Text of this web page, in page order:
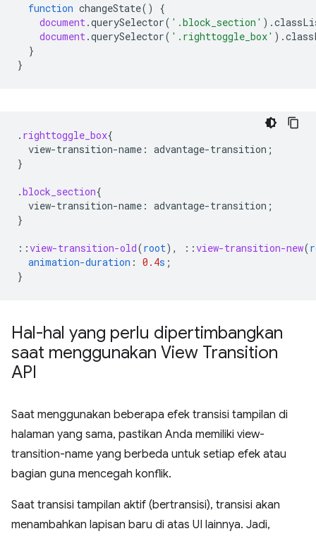
function changeState()
{
document .querySelector( '.block_section' ).
document .querySelector( '.righttoggle_box' ).
}
}
. righttoggle_box{
view-transition-name : advantage-transition ;
}
.block_section{
view-transition-name : advantage-transition ;
}
::view-transition-old(root), ::view-transition-new(
animation-duration : 0.4s ;
}
Hal-hal yang perlu dipertimbangkan
saat menggunakan View Transition
API
Saat menggunakan beberapa efek transisi tampilan di
halaman yang sama, pastikan Anda memiliki view-
transition-name yang berbeda untuk setiap efek atau
bagian guna mencegah konflik.
Saat transisi tampilan aktif (bertransisi), transisi akan
menambahkan lapisan baru di atas UI lainnya. Jadi,